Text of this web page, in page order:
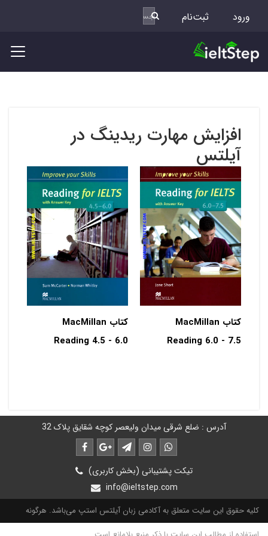
ورود ثبت‌نام
افزایش مهارت ریدینگ در
آیلتس
کتاب MacMillan
Reading 6.0 - 7.5
کتاب MacMillan
Reading 4.5 - 6.0
آدرس : ضلع شرقی میدان ولیعصر کوچه شقایق پلاک 32
تیکت پشتیبانی (بخش کاربری)
info@ieltstep.com
کلیه حقوق این سایت متعلق به آکادمی زبان آیلتس استپ می‌باشد. هرگونه